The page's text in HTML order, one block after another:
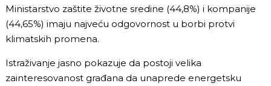
Ministarstvo zaštite životne sredine (44,8%) i kompanije
(44,65%) imaju najveću odgovornost u borbi protvi
klimatskih promena.
Istraživanje jasno pokazuje da postoji velika
zainteresovanost građana da unaprede energetsku